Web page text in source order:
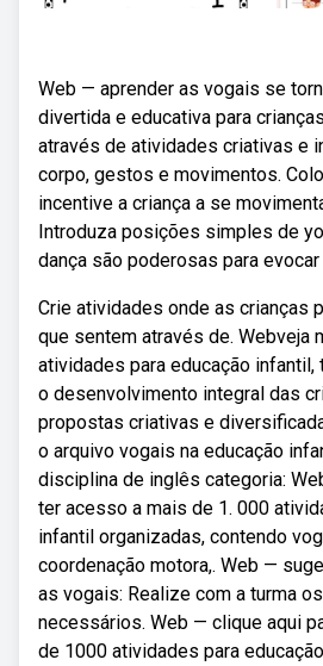
Web — aprender as vogais se
divertida e educativa para
através de atividades criativas e
corpo, gestos e movimentos.
incentive a criança a se
Introduza posições simples de
dança são poderosas para
Crie atividades onde as crianças
que sentem através de. Webveja
atividades para educação
o desenvolvimento integral das
propostas criativas e
o arquivo vogais na educação
disciplina de inglês categoria:
ter acesso a mais de 1. 000
infantil organizadas, contendo
coordenação motora,. Web —
as vogais: Realize com a turma
necessários. Web — clique aqui
de 1000 atividades para